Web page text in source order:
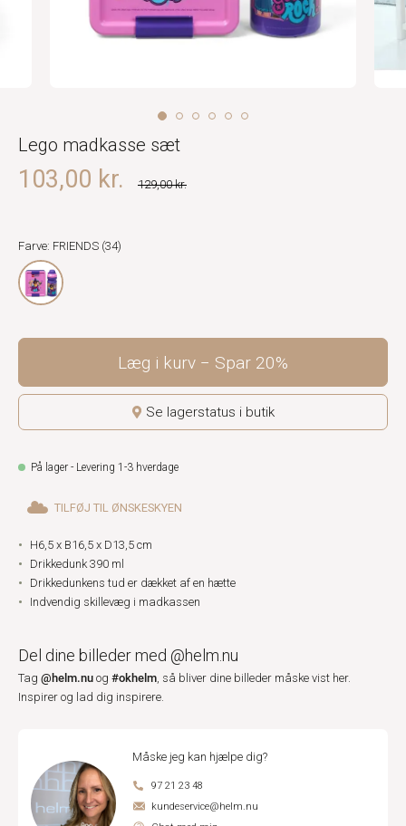
Lego madkasse sæt
129,00 kr.
103,00 kr.
Farve: FRIENDS (34)
Læg i kurv Spar 20%
Se lagerstatus i butik
På lager - Levering 1-3 hverdage
TILFØJ TIL ØNSKESKYEN
H6,5 x B16,5 x D13,5 cm
Drikkedunk 390 ml
Drikkedunkens tud er dækket af en hætte
Indvendig skillevæg i madkassen
Del dine billeder med @helm.nu
Tag @helm.nu og #okhelm, så bliver dine billeder måske vist her.
Inspirer og lad dig inspirere.
Måske jeg kan hjælpe dig?
97 21 23 48
kundeservice@helm.nu